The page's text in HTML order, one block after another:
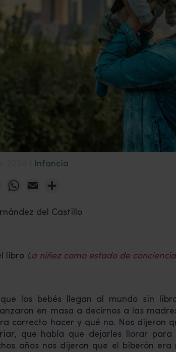
Infancia
LinkedInWhatsApp
Email
del Castillo
libro La niñez como estado de conciencia
los bebés llegan al mundo sin
en masa a decirnos a las
correcto hacer y qué no. Nos dijeron
que había que dejarles llorar
años nos dijeron que el biberón